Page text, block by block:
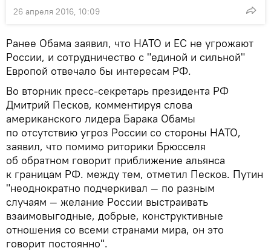
26 апреля 2016, 10:09
Ранее Обама заявил, что НАТО и ЕС не угрожают
России, и сотрудничество с "единой и сильной"
Европой отвечало бы интересам РФ.
Во вторник пресс-секретарь президента РФ
Дмитрий Песков, комментируя слова
американского лидера Барака Обамы
по отсутствию угроз России со стороны НАТО,
заявил, что помимо риторики Брюсселя
об обратном говорит приближение альянса
к границам РФ. между тем, отметил Песков. Путин
"неоднократно подчеркивал — по разным
случаям — желание России выстраивать
взаимовыгодные, добрые, конструктивные
отношения со всеми странами мира, он это
говорит постоянно".